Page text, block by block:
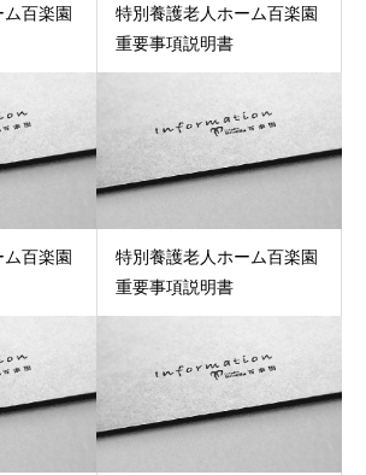
百楽園
特別養護老人ホーム百楽園
重要事項説明書
百楽園
特別養護老人ホーム百楽園
重要事項説明書